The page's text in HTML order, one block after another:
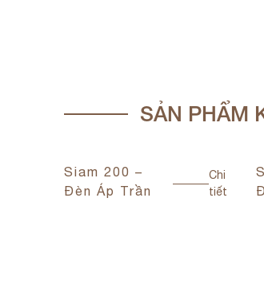
SẢN PHẨM
Siam 200 –
Đèn Áp Trần
Chi
tiết